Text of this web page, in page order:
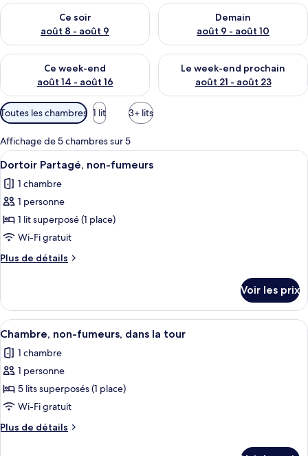
Ce soir
août 8 - août 9
Vérifier la disponibilité pour ce soir août 8 - août 9
Demain
août 9 - août 10
Vérifier la disponibilité pour
Ce week-end
août 14 - août 16
Vérifier la disponibilité pour ce week-end août 14 - août 16
Le week-end prochain
août 21 - août 23
Vérifier la disponibilité pour
Filtres
disponibles
pour
les
chambres
Toutes les chambres 1 lit 3+ lits
Affichage de 5 chambres sur 5
Afficher
toutes
les
photos
pour
ce
type
de
Dortoir
Partagé,
non-
fumeurs
Une chambre avec un lit, une tête
10
Dortoir Partagé, non-fumeurs
1 chambre
1 personne
1 lit superposé (1 place)
Wi-Fi gratuit
Plus de détails
Plus
le
type
de
Dortoir
Partagé,
fumeurs
Voir les prix
Afficher
toutes
les
photos
pour
ce
type
de
Une chambre avec un lit superposé,
4
Chambre, non-fumeurs, dans la tour
1 chambre
1 personne
5 lits superposés (1 place)
Wi-Fi gratuit
Plus de détails
Plus